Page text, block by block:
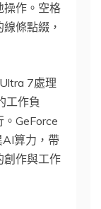
操作。空格
條點綴，
7處理
工作負
GeForce
算力，帶
創作與工作